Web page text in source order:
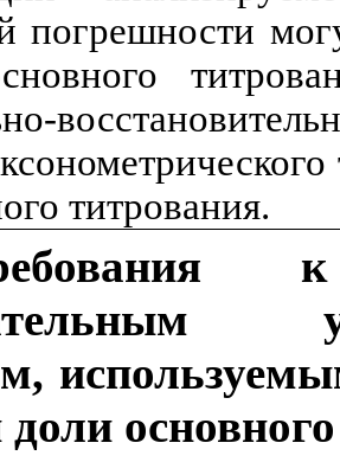
погрешности
основного
титрования.
к
доли